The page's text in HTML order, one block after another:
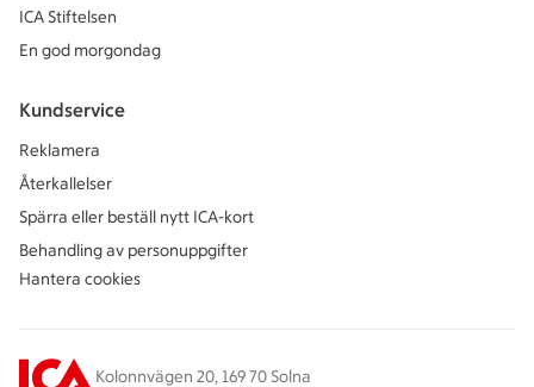
ICA Stiftelsen
En god morgondag
Kundservice
Reklamera
Återkallelser
Spärra eller beställ nytt ICA-kort
Behandling av personuppgifter
Hantera cookies
Kolonnvägen 20, 169 70 Solna